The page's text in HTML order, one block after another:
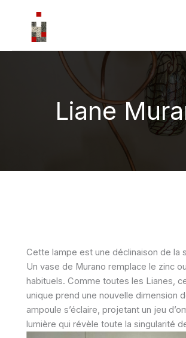
contenu
Liane
Cette lampe est une déclinaison de la
Un vase de Murano remplace le zinc ou
habituels. Comme toutes les Lianes,
unique prend une nouvelle dimension
ampoule s’éclaire, projetant un jeu
lumière qui révèle toute la singularité